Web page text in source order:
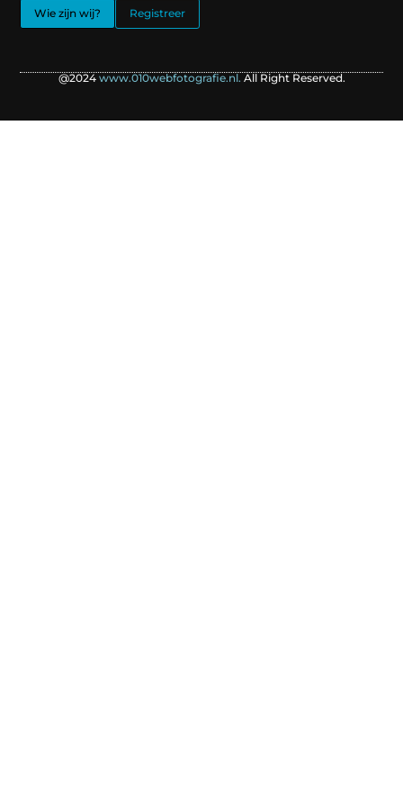
Wie zijn wij? Registreer
@2024 www.010webfotografie.nl. All Right Reserved.